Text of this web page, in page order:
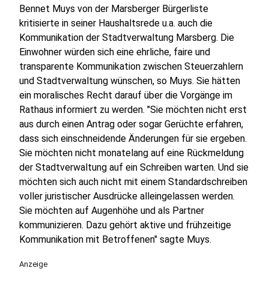
Bennet Muys von der Marsberger Bürgerliste
kritisierte in seiner Haushaltsrede u.a. auch die
Kommunikation der Stadtverwaltung Marsberg. Die
Einwohner würden sich eine ehrliche, faire und
transparente Kommunikation zwischen Steuerzahlern
und Stadtverwaltung wünschen, so Muys. Sie hätten
ein moralisches Recht darauf über die Vorgänge im
Rathaus informiert zu werden. "Sie möchten nicht erst
aus durch einen Antrag oder sogar Gerüchte erfahren,
dass sich einschneidende Änderungen für sie ergeben.
Sie möchten nicht monatelang auf eine Rückmeldung
der Stadtverwaltung auf ein Schreiben warten. Und sie
möchten sich auch nicht mit einem Standardschreiben
voller juristischer Ausdrücke alleingelassen werden.
Sie möchten auf Augenhöhe und als Partner
kommunizieren. Dazu gehört aktive und frühzeitige
Kommunikation mit Betroffenen" sagte Muys.
Anzeige